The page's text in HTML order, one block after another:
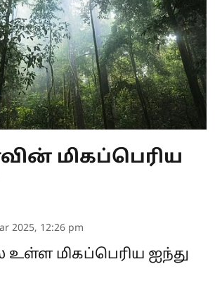
மிகப்பெரிய
2025, 12:26 pm
உள்ள மிகப்பெரிய ஐந்து